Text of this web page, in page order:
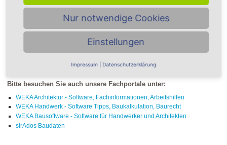
unter...
VOB - für Handwerker & Architekten - Alle
Produkte ►
Bitte besuchen Sie auch unsere Fachportale unter:
WEKA Architektur - Software, Fachinformationen, Arbeitshilfen
WEKA Handwerk - Software Tipps, Baukalkulation, Baurecht
WEKA Bausoftware - Software für Handwerker und Architekten
sirAdos Baudaten
Nur notwendige Cookies
Einstellungen
Impressum Datenschutzerklärung